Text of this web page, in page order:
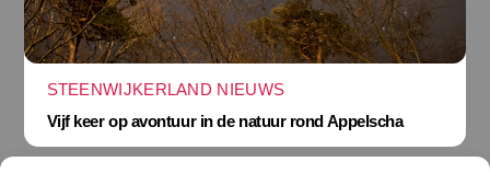
STEENWIJKERLAND NIEUWS
Vijf keer op avontuur in de natuur rond Appelscha